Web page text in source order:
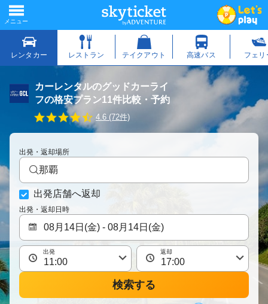
カーレンタルのグッドカーライ
フの格安プラン11件比較・予約
4
.
6
t
r
a
i
n
4.6 (72件)
出発・返却場所
那覇
出発店舗へ返却
出発・返却日時
出発 返却
検索する